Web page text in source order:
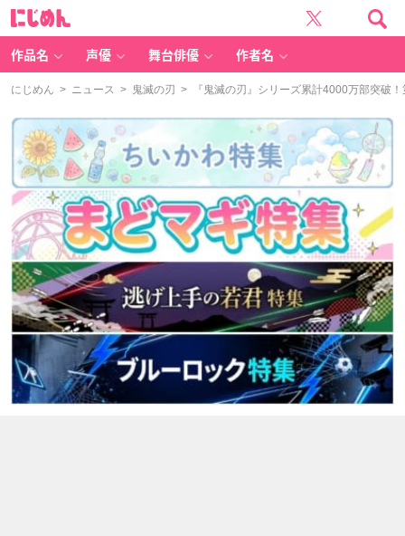
作品名 声優 舞台俳優 作者名
にじめん > ニュース > 鬼滅の刃 > 『鬼滅の刃』シリーズ累計4000万部突破